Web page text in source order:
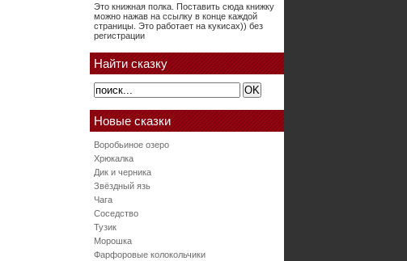
Это книжная полка. Поставить сюда книжку
можно нажав на ссылку в конце каждой
страницы. Это работает на кукисах)) без
регистрации
Найти сказку
Новые сказки
Воробьиное озеро
Хрюкалка
Дик и черника
Звёздный язь
Чага
Соседство
Тузик
Морошка
Фарфоровые колокольчики